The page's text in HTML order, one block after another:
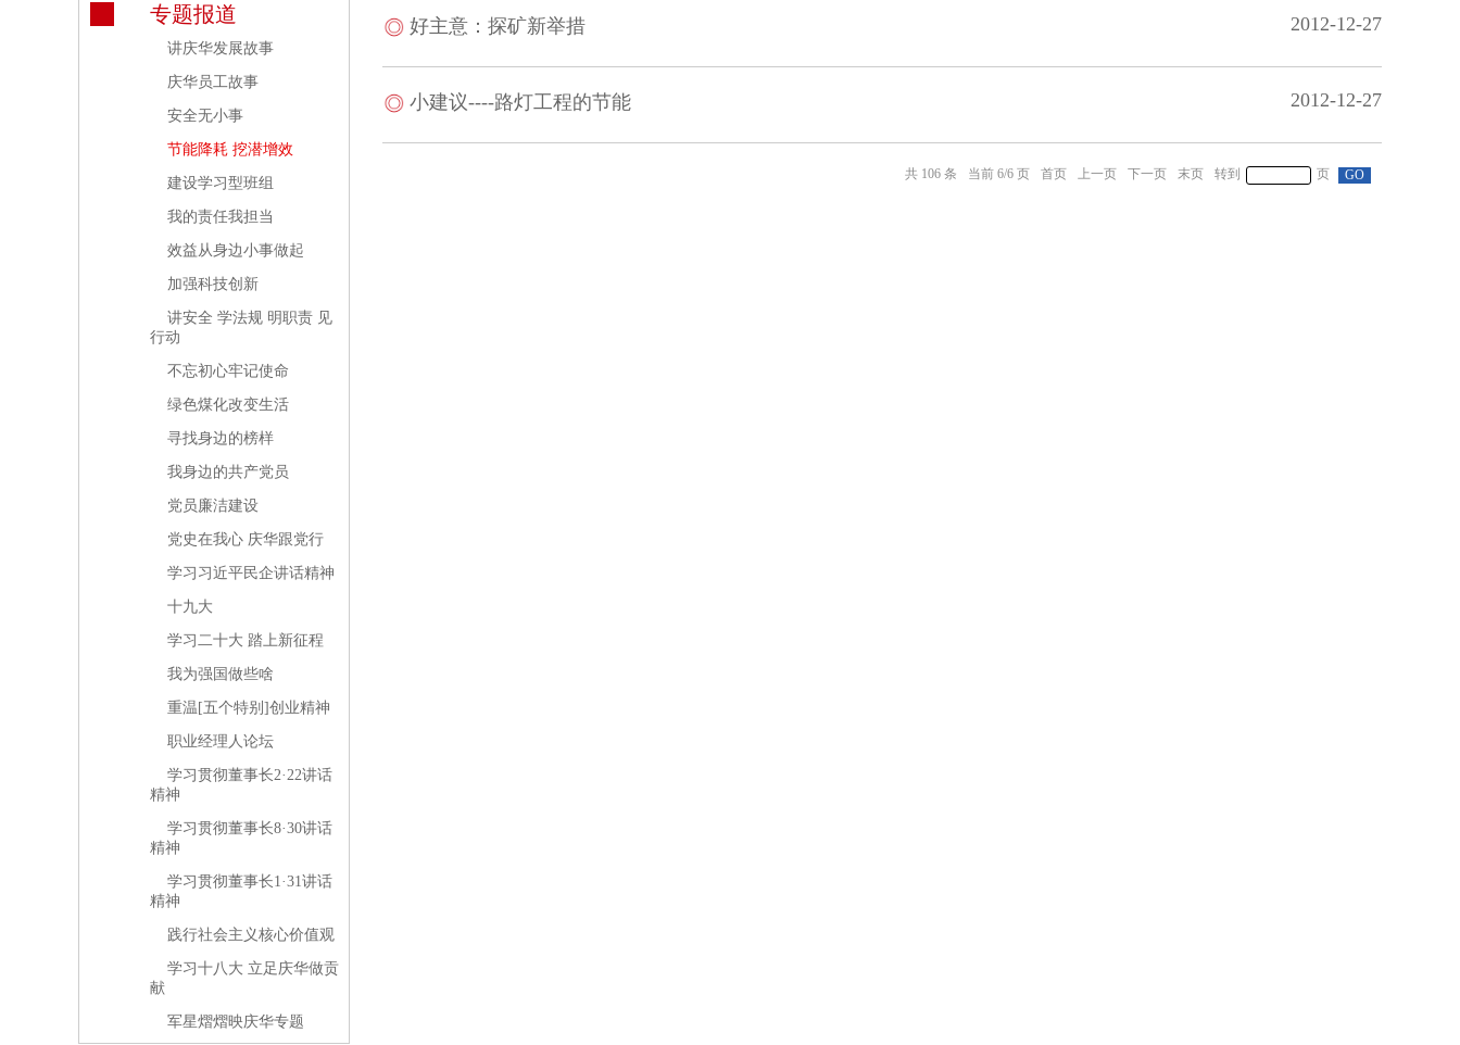
专题报道
讲庆华发展故事
庆华员工故事
安全无小事
节能降耗 挖潜增效
建设学习型班组
我的责任我担当
效益从身边小事做起
加强科技创新
讲安全 学法规 明职责 见
行动
不忘初心牢记使命
绿色煤化改变生活
寻找身边的榜样
我身边的共产党员
党员廉洁建设
党史在我心 庆华跟党行
学习习近平民企讲话精神
十九大
学习二十大 踏上新征程
我为强国做些啥
重温[五个特别]创业精神
职业经理人论坛
学习贯彻董事长2·22讲话
精神
学习贯彻董事长8·30讲话
精神
学习贯彻董事长1·31讲话
精神
践行社会主义核心价值观
学习十八大 立足庆华做贡
献
军星熠熠映庆华专题
好主意：探矿新举措 2012-12-27
小建议----路灯工程的节能 2012-12-27
106 6/6